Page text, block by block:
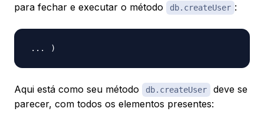
para fechar e executar o método
db.createUser :
)
Aqui está como seu método db.createUser
deve se
parecer, com todos os elementos presentes: